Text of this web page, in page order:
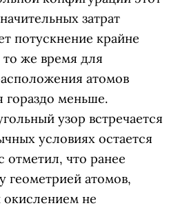
затрат
потускнение крайне
же время для
атомов
гораздо меньше.
узор встречается
условиях остается
отметил, что ранее
геометрией атомов,
окислением не